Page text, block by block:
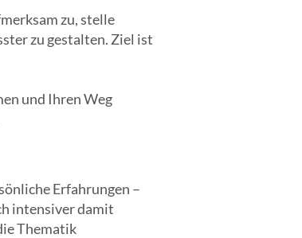
zu, stelle
zu gestalten. Ziel ist
und Ihren Weg
Erfahrungen –
intensiver damit
Thematik